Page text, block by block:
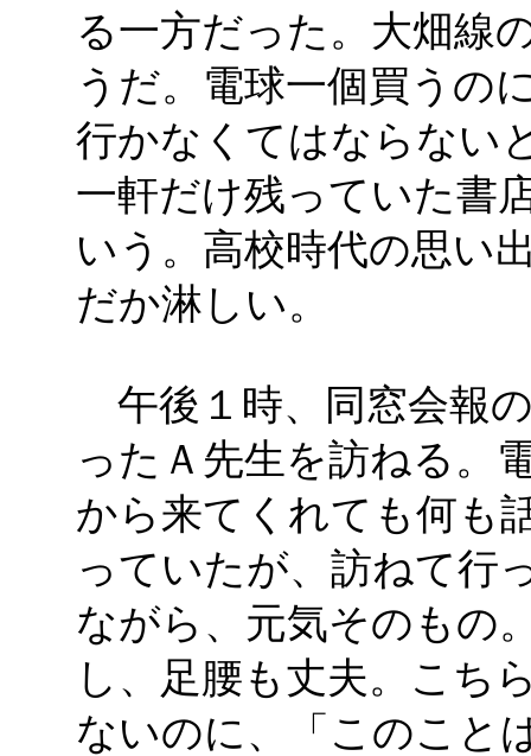
る一方だった。大畑線
うだ。電球一個買うの
行かなくてはならない
一軒だけ残っていた書
いう。高校時代の思い
だか淋しい。
午後１時、同窓会報
ったＡ先生を訪ねる。
から来てくれても何も
っていたが、訪ねて行
ながら、元気そのもの
し、足腰も丈夫。こち
ないのに、「このこと